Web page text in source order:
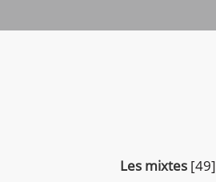
Les mixtes [49]